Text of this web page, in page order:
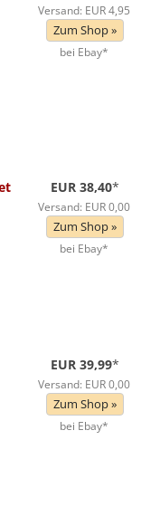
Versand: EUR 4,95
Zum Shop »
bei Ebay*
EUR 38,40*
Versand: EUR 0,00
Zum Shop »
bei Ebay*
EUR 39,99*
Versand: EUR 0,00
Zum Shop »
bei Ebay*